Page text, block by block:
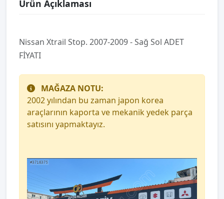
Ürün Açıklaması
Nissan Xtrail Stop. 2007-2009 - Sağ Sol ADET
FİYATI
MAĞAZA NOTU:
2002 yılından bu zaman japon korea
araçlarının kaporta ve mekanik yedek parça
satısını yapmaktayız.